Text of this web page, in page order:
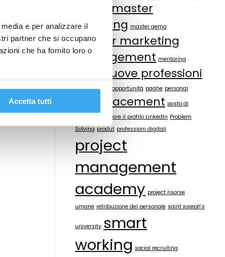
e per analizzare il
partner che si occupano
che ha fornito loro o
Accetta tutti
master
coaching master gema
master marketing
management mentoring
nuove professioni
offerte lavoro opportunità paghe personal
placement posto di
Potenziare il profilo LinkedIn Problem
Solving produt professioni digitali
project
management
academy project risorse
umane retribuzione del personale saint joseph's
university smart
working social recruiting